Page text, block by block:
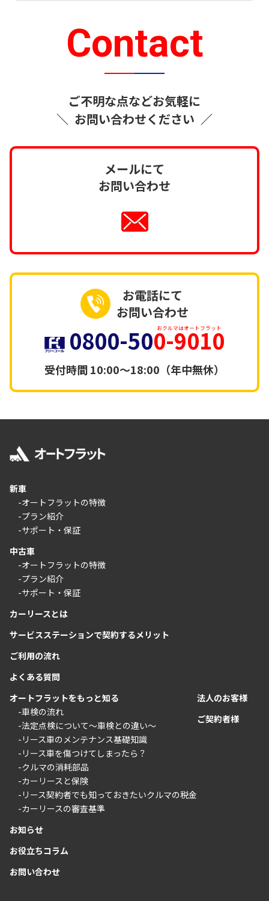
Contact
＼
ご不明な点などお気軽に
お問い合わせください ／
メールにて
お問い合わせ
お電話にて
お問い合わせ
0800-500-9010
おクルマはオートフラット
受付時間10:00～18:00（年中無休）
新車
-オートフラットの特徴
-プラン紹介
-サポート・保証
中古車
-オートフラットの特徴
-プラン紹介
-サポート・保証
カーリースとは
サービスステーションで契約するメリット
ご利用の流れ
よくある質問
オートフラットをもっと知る
-車検の流れ
-法定点検について〜車検との違い〜
-リース車のメンテナンス基礎知識
-リース車を傷つけてしまったら？
-クルマの消耗部品
-カーリースと保険
-リース契約者でも知っておきたいクルマの税金
-カーリースの審査基準
お知らせ
お役立ちコラム
お問い合わせ
法人のお客様
ご契約者様